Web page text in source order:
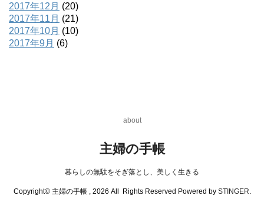
2017年12月 (20)
2017年11月 (21)
2017年10月 (10)
2017年9月 (6)
about
主婦の手帳
暮らしの無駄をそぎ落とし、美しく生きる
Copyright© 主婦の手帳 , 2026 All Rights Reserved Powered by STINGER.